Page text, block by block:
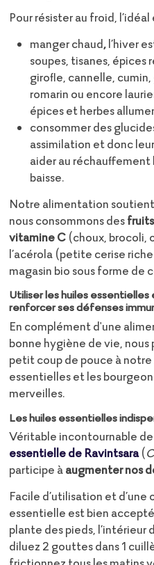
Pour résister au froid, l’idéal
manger chaud,l’hiver
soupes, tisanes,
girofle, cannelle,
romarin ou encore
épices et herbes
consommer des
assimilation et donc
aider au
baisse.
Notre alimentation
nous consommons des
vitamine C(choux, brocoli,
l’acérola (petite cerise
magasin bio sous forme de
Utiliser les huiles
renforcer ses défenses
En complément d'une
bonne hygiène de vie, nous
petit coup de pouce à
essentielles et les
merveilles.
Les huiles essentielles
Véritable incontournable
essentielle de Ravintsara(
participe àaugmenter nos
Facile d’utilisation et
essentielle est bien
plante des pieds, l’intérieur
diluez 2 gouttes dans 1